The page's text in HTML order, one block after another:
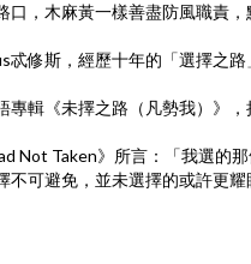
，木麻黃一樣善盡防風職責
修斯，經歷十年的「選擇之
輯《未擇之路（凡勢我）》
Not Taken》所言：「我選的那
可避免，並未選擇的或許更耀